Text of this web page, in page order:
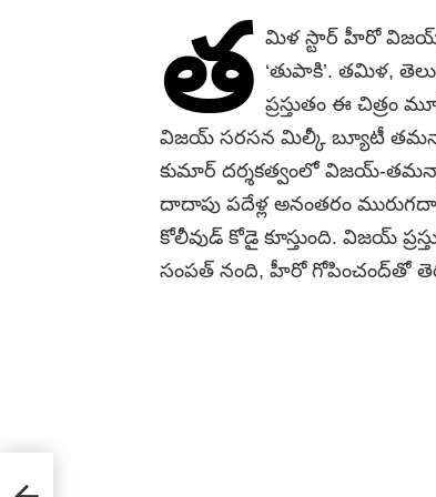
త మిళ స్టార్​ హీరో విజయ్​,
‘తుపాకి’. తమిళ,
ప్రస్తుతం ఈ చిత్రం
విజయ్​ సరసన మిల్కీ బ్యూటీ
కుమార్​ దర్శకత్వంలో విజయ్​-
దాదాపు పదేళ్ల అనంత‌రం
కోలీవుడ్​ కోడై కూస్తుంది. విజయ్​
సంపత్​ నంది, హీరో గోపించంద్‌తో